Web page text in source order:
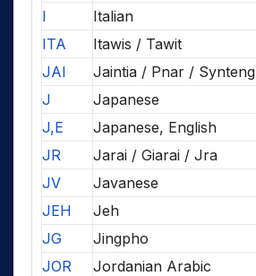
I
Italian
ITA
Itawis / Tawit
JAI
Jaintia / Pnar / Synteng
J
Japanese
J,E
Japanese, English
JR
Jarai / Giarai / Jra
JV
Javanese
JEH
Jeh
JG
Jingpho
JOR
Jordanian Arabic